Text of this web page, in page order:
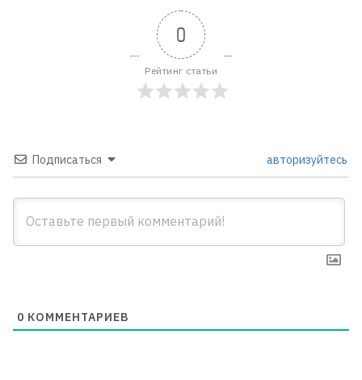
0
Рейтинг статьи
Подписаться авторизуйтесь
0 КОММЕНТАРИЕВ